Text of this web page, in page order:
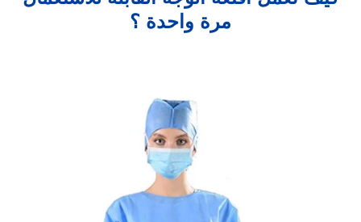
مرة واحدة ؟